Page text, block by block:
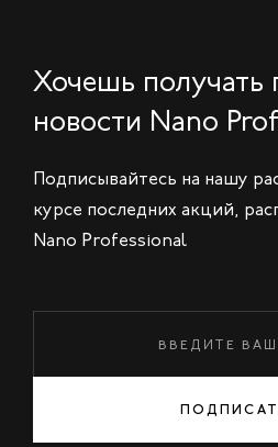
Хочешь получать
новости Nano
Подписывайтесь на нашу
курсе последних акций,
Nano Professional